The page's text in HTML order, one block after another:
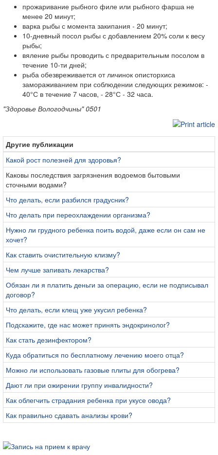
прожаривание рыбного филе или рыбного фарша не
менее 20 минут;
варка рыбы с момента закипания - 20 минут;
10-дневный посол рыбы с добавлением 20% соли к весу
рыбы;
вяление рыбы проводить с предварительным посолом в
течение 10-ти дней;
рыба обезвреживается от личинок описторхиса
замораживанием при соблюдении следующих режимов: -
40°С в течение 7 часов, - 28°С - 32 часа.
"Здоровье Вологодчины" 0501
Другие публикации
Какой рост полезней для здоровья?
Каковы последствия загрязнения водоемов бытовыми
сточными водами?
Что делать, если разбился градусник?
Что делать при переохлаждении организма?
Нужно ли грудного ребенка поить водой, даже если он сам не
хочет?
Как ставить очистительную клизму?
Чем лучше запивать лекарства?
Обязан ли я платить деньги за операцию, если не подписывал
договор?
Что делать, если клещ уже укусил ребенка?
Подскажите, где нас может принять эндокринолог?
Как стать дезинфектором?
Куда обратиться по бесплатному лечению моего отца?
Можно ли использовать газовые плиты для обогрева?
Дают ли при ожирении группу инвалидности?
Как облегчить страдания ребенка при укусе овода?
Как правильно сдавать анализы крови?